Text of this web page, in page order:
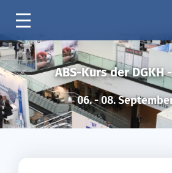
ABS-Kurs der DGKH
06. - 08.